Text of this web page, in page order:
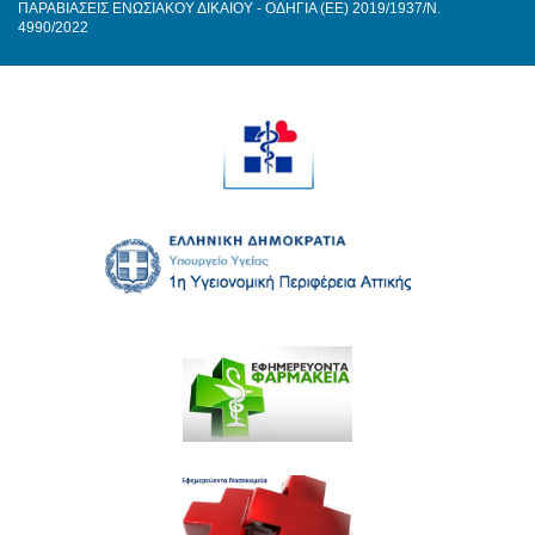
ΠΑΡΑΒΙΑΣΕΙΣ ΕΝΩΣΙΑΚΟΥ ΔΙΚΑΙΟΥ - ΟΔΗΓΙΑ (ΕΕ) 2019/1937/Ν.
4990/2022